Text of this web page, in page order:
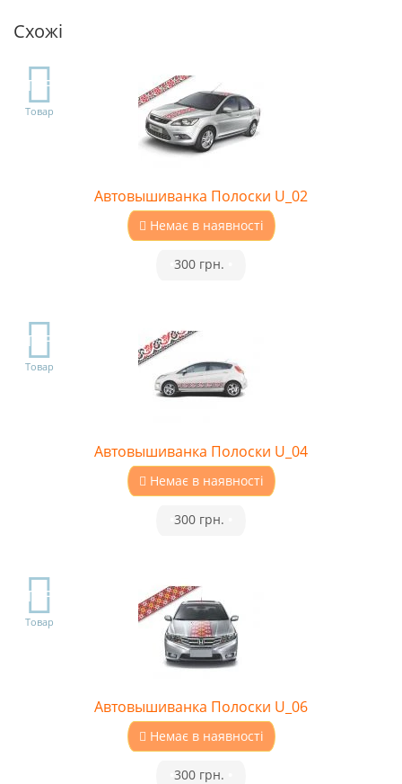
Схожі
TOP
Товар
Автовышиванка Полоски U_02
Немає в наявності
300 грн.
TOP
Товар
Автовышиванка Полоски U_04
Немає в наявності
300 грн.
TOP
Товар
Автовышиванка Полоски U_06
Немає в наявності
300 грн.